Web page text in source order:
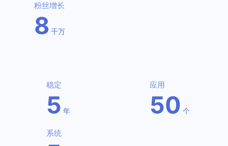
粉丝增长
8 千万
稳定
5 年
应用
50 个
系统